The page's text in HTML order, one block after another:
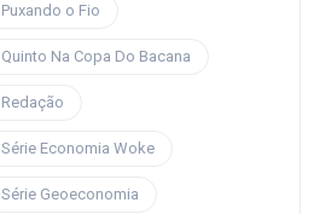
Puxando o Fio
Quinto Na Copa Do Bacana
Redação
Série Economia Woke
Série Geoeconomia